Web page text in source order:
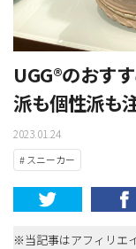
UGG®のおす
派も個性派も
2023.01.24
# スニーカー
※当記事はアフィリエ